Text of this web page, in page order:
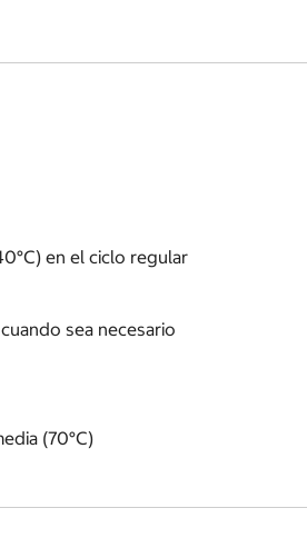
en el ciclo regular
sea necesario
(70°C)